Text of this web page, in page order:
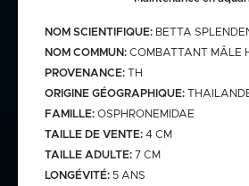
NOM SCIENTIFIQUE: BETTA
NOM COMMUN: COMBATTANT MÂLE
PROVENANCE: TH
ORIGINE GÉOGRAPHIQUE:
FAMILLE: OSPHRONEMIDAE
TAILLE DE VENTE: 4 CM
TAILLE ADULTE: 7 CM
LONGÉVITÉ: 5 ANS